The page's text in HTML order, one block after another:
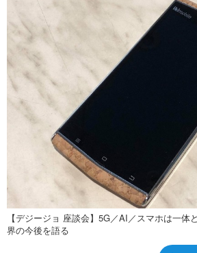
ショッピング
【デジージョ 座談会】5G／AI／スマホは一
界の今後を語る